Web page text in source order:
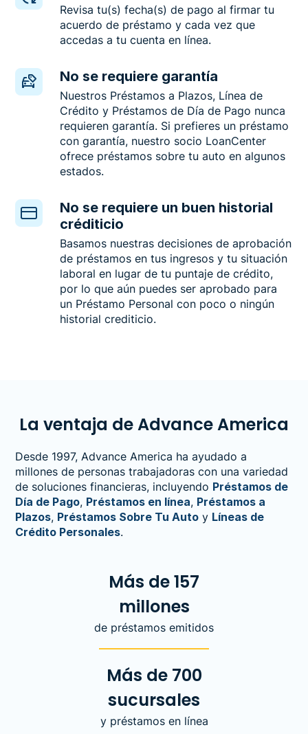
Revisa tu(s) fecha(s) de pago al firmar tu
acuerdo de préstamo y cada vez que
accedas a tu cuenta en línea.
No se requiere garantía
Nuestros Préstamos a Plazos, Línea de
Crédito y Préstamos de Día de Pago nunca
requieren garantía. Si prefieres un préstamo
con garantía, nuestro socio LoanCenter
ofrece préstamos sobre tu auto en algunos
estados.
No se requiere un buen historial
créditicio
Basamos nuestras decisiones de aprobación
de préstamos en tus ingresos y tu situación
laboral en lugar de tu puntaje de crédito,
por lo que aún puedes ser aprobado para
un Préstamo Personal con poco o ningún
historial crediticio.
La ventaja de Advance America
Desde 1997, Advance America ha ayudado a
millones de personas trabajadoras con una variedad
de soluciones financieras, incluyendo Préstamos de
Día de Pago, Préstamos en línea, Préstamos a
Plazos, Préstamos Sobre Tu Auto y Líneas de
Crédito Personales.
Más de 157
millones
de préstamos emitidos
Más de 700
sucursales
y préstamos en línea